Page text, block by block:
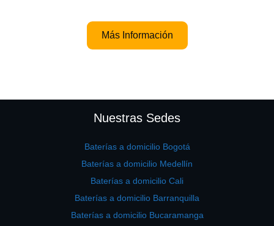
Más Información
Nuestras Sedes
Baterías a domicilio Bogotá
Baterías a domicilio Medellín
Baterías a domicilio Cali
Baterías a domicilio Barranquilla
Baterías a domicilio Bucaramanga